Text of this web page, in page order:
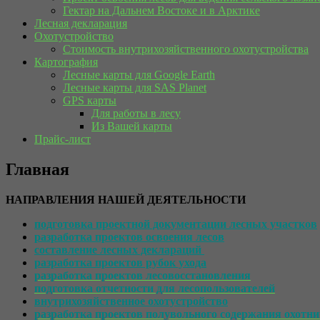
Гектар на Дальнем Востоке и в Арктике
Лесная декларация
Охотустройство
Стоимость внутрихозяйственного охотустройства
Картография
Лесные карты для Google Earth
Лесные карты для SAS Planet
GPS карты
Для работы в лесу
Из Вашей карты
Прайс-лист
Главная
НАПРАВЛЕНИЯ НАШЕЙ ДЕЯТЕЛЬНОСТИ
подготовка проектной документации лесных участков
разработка проектов освоения лесов
составление лесных деклараций
разработка проектов рубок ухода
разработка проектов лесовосстановления
подготовка отчетности для лесопользователей
внутрихозяйственное охотустройство
разработка проектов полувольного содержания